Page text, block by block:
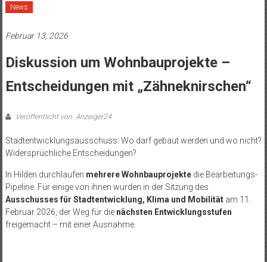
News
Februar 13, 2026
Diskussion um Wohnbauprojekte –
Entscheidungen mit „Zähneknirschen“
Veröffentlicht von: Anzeiger24
Stadtentwicklungsausschuss: Wo darf gebaut werden und wo nicht?
Widersprüchliche Entscheidungen?
In Hilden durchlaufen mehrere Wohnbauprojektedie Bearbeitungs-
Pipeline. Für einige von ihnen wurden in der Sitzung des
Ausschusses für Stadtentwicklung, Klima und Mobilitätam 11.
Februar 2026, der Weg für die nächsten Entwicklungsstufen
freigemacht – mit einer Ausnahme.